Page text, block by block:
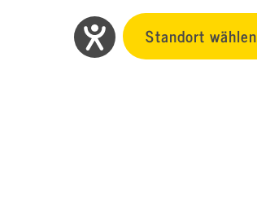
Standort wählen